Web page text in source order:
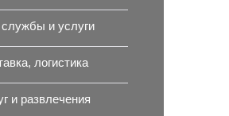
службы и услуги
логистика
и развлечения